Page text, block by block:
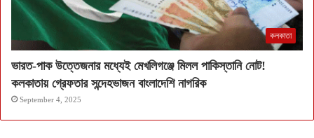
কলকাতা
ভারত-পাক উত্তেজনার মধ্যেই মেখলিগঞ্জে মিলল পাকিস্তানি নোট!
কলকাতায় গ্রেফতার সন্দেহভাজন বাংলাদেশি নাগরিক
September 4, 2025